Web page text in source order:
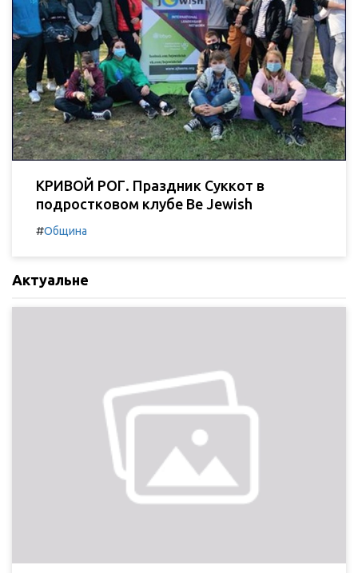
КРИВОЙ РОГ. Праздник Суккот в
подростковом клубе Be Jewish
#Община
Актуальне